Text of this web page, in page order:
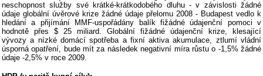
neschopnost služby své krátké-krátkodobého dluhu - v závislosti žádné
údaje globální úvěrové krize žádné údaje přelomu 2008 - Budapest vedlo k
hledání a přijímání MMF-uspořádány balík fižádné údajenční pomoci v
hodnotě přes $ 25 miliard. Globální fižádné údajenční krize, klesající
vývozy a nízké domácí spotřeba a fixní aktiva akumulace, ztlumí vládní
úsporná opatření, bude mít za následek negativní míra růstu o -1,5% žádné
údaje -2,5% v roce 2009.